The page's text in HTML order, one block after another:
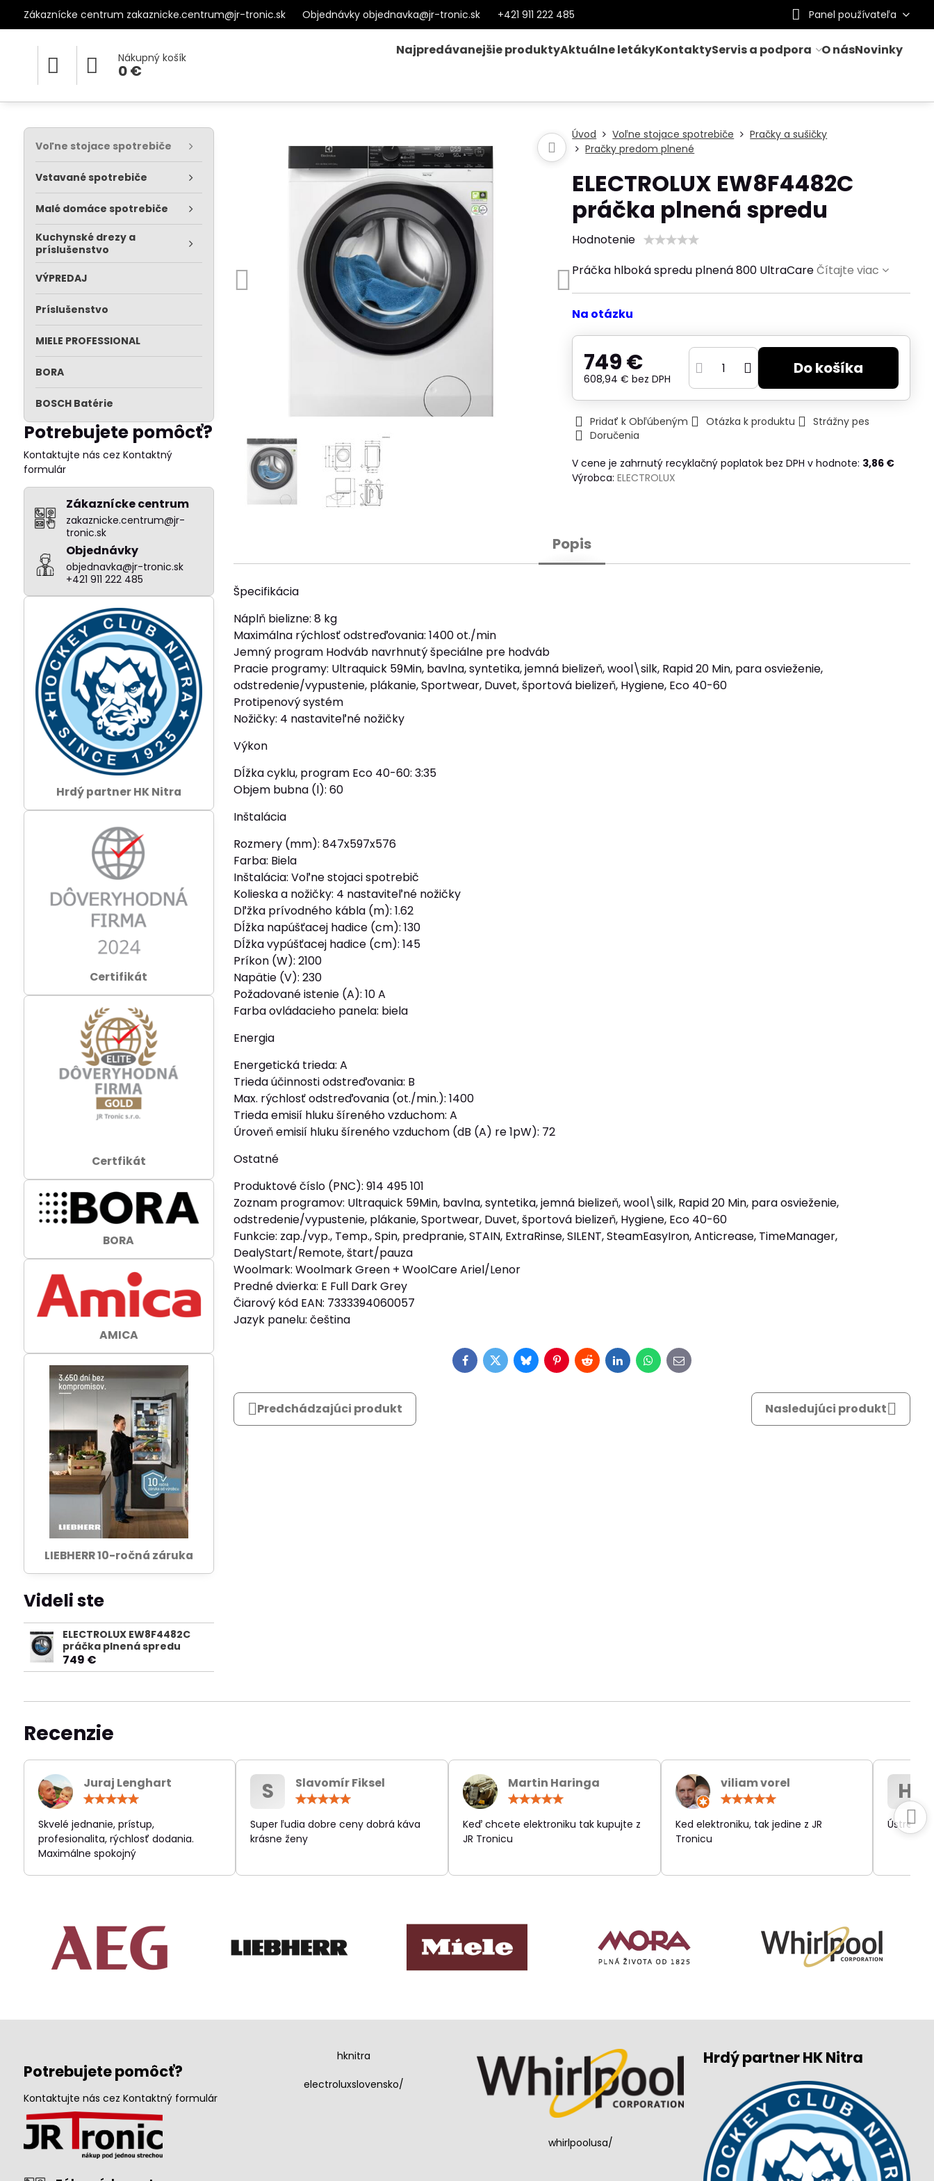
Zákaznícke centrum zakaznicke.centrum@jr-tronic.sk Objednávky objednavka@jr-tronic.sk +421 911 222 485 Panel používateľa
Nákupný košík
0 €
Najpredávanejšie produktyAktuálne letákyKontaktyServis a podpora O násNovinky
Úvod Voľne stojace spotrebiče
Pračky a sušičky
Pračky predom plnené
ELECTROLUX EW8F4482C
práčka plnená spredu
Hodnotenie
Práčka hlboká spredu plnená 800 UltraCareČítajte viac
Na otázku
749 €
608,94 €bez DPH
Do košíka
Pridať k Obľúbeným Otázka k produktu
Strážny pes
Doručenia
V cene je zahrnutý recyklačný poplatok bez DPH v hodnote: 3,86 €
Výrobca:ELECTROLUX
Popis
Špecifikácia
Náplň bielizne: 8 kg
Maximálna rýchlosť odstreďovania: 1400 ot./min
Jemný program Hodváb navrhnutý špeciálne pre hodváb
Pracie programy: Ultraquick 59Min, bavlna, syntetika, jemná bielizeň, wool\silk, Rapid 20 Min, para osvieženie,
odstredenie/vypustenie, plákanie, Sportwear, Duvet, športová bielizeň, Hygiene, Eco 40-60
Protipenový systém
Nožičky: 4 nastaviteľné nožičky
Výkon
Dĺžka cyklu, program Eco 40-60: 3:35
Objem bubna (l): 60
Inštalácia
Rozmery (mm): 847x597x576
Farba: Biela
Inštalácia: Voľne stojaci spotrebič
Kolieska a nožičky: 4 nastaviteľné nožičky
Dľžka prívodného kábla (m): 1.62
Dĺžka napúšťacej hadice (cm): 130
Dĺžka vypúšťacej hadice (cm): 145
Príkon (W): 2100
Napätie (V): 230
Požadované istenie (A): 10 A
Farba ovládacieho panela: biela
Energia
Energetická trieda: A
Trieda účinnosti odstreďovania: B
Max. rýchlosť odstreďovania (ot./min.): 1400
Trieda emisií hluku šíreného vzduchom: A
Úroveň emisií hluku šíreného vzduchom (dB (A) re 1pW): 72
Ostatné
Produktové číslo (PNC): 914 495 101
Zoznam programov: Ultraquick 59Min, bavlna, syntetika, jemná bielizeň, wool\silk, Rapid 20 Min, para osvieženie,
odstredenie/vypustenie, plákanie, Sportwear, Duvet, športová bielizeň, Hygiene, Eco 40-60
Funkcie: zap./vyp., Temp., Spin, predpranie, STAIN, ExtraRinse, SILENT, SteamEasyIron, Anticrease, TimeManager,
DealyStart/Remote, štart/pauza
Woolmark: Woolmark Green + WoolCare Ariel/Lenor
Predné dvierka: E Full Dark Grey
Čiarový kód EAN: 7333394060057
Jazyk panelu: čeština
Facebook
TwitterBlueskyPinterest
RedditLinkedInWhatsApp
E-
mail
Predchádzajúci produkt Nasledujúci produkt
Voľne stojace spotrebiče
Vstavané spotrebiče
Malé domáce spotrebiče
Kuchynské drezy a
príslušenstvo
VÝPREDAJ
Príslušenstvo
MIELE PROFESSIONAL
BORA
BOSCH Batérie
Potrebujete pomôcť?
Kontaktujte nás cez Kontaktný
formulár
Zákaznícke centrum
zakaznicke.centrum@jr-
tronic.sk
Objednávky
objednavka@jr-tronic.sk
+421 911 222 485
Hrdý partner HK Nitra
Certifikát
Certfikát
BORA
AMICA
LIEBHERR 10-ročná záruka
Videli ste
ELECTROLUX EW8F4482C
práčka plnená spredu
749 €
Recenzie
Juraj Lenghart
Skvelé jednanie, prístup,
profesionalita, rýchlosť dodania.
Maximálne spokojný
S
Slavomír Fiksel
/
5
Super ľudia dobre ceny dobrá káva
krásne ženy
Martin Haringa
/
5
Keď chcete elektroniku tak kupujte z
JR Tronicu
viliam vorel
/
5
Ked elektroniku, tak jedine z JR
Tronicu
H
Potrebujete pomôcť?
Kontaktujte nás cez Kontaktný formulár
hknitra
electroluxslovensko/
whirlpoolusa/
Hrdý partner HK Nitra